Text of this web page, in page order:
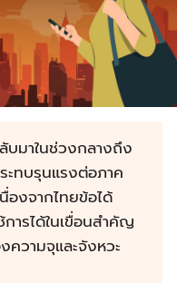
มาในช่วงกลางถึง
ทบรุนแรงต่อภาค
องจากไทยข้อได้
ารได้ในเขื่อนสำคัญ
วามจุและจังหวะ